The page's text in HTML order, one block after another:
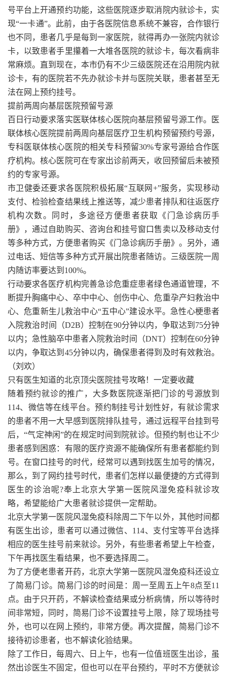
号平台上开通预约功能，这些医院逐步取消院内就诊卡，实
现“一卡通”。此前，由于各医院信息系统不兼容，合作银行
也不同，患者几乎是每到一家医院，就得再办一张院内就诊
卡，以致患者手里攥着一大堆各医院的就诊卡，每次看病非
常麻烦。直到现在，本市仍有不少三级医院还在沿用院内就
诊卡，有的医院若不先办就诊卡并与医院关联，患者甚至无
法在网上预约挂号。
提前两周向基层医院预留号源
百日行动要求落实医联体核心医院向基层预留号源工作。医
联体核心医院提前两周向基层医疗卫生机构预留预约号源，
专科医联体核心医院的相关专科预留30%专家号源给合作医
疗机构。核心医院可在专家出诊前两天，收回预留后未被预
约的专家号源。
市卫健委还要求各医院积极拓展“互联网+”服务，实现移动
支付、检验检查结果线上推送等，减少患者排队和往返医疗
机构次数。同时，多途径方便患者获取《门急诊病历手
册》，通过自助购买、咨询台和挂号窗口售卖以及移动支付
等多种方式，方便患者购买《门急诊病历手册》。另外，通
过电话、短信等多种方式开展出院患者随访。三级医院一周
内随访率要达到100%。
行动要求各医疗机构完善急诊危重症患者绿色通道管理，不
断提升胸痛中心、卒中中心、创伤中心、危重孕产妇救治中
心、危重新生儿救治中心“五中心”建设水平。急性心梗患者
入院救治时间（D2B）控制在90分钟以内，争取达到75分钟
以内；急性脑卒中患者入院救治时间（DNT）控制在60分钟
以内，争取达到45分钟以内，确保患者得到及时有效救治。
（刘欢）
只有医生知道的北京顶尖医院挂号攻略！一定要收藏
随着预约就诊的推广，大多数医院逐渐把门诊的号源放到
114、微信等在线平台。预约制挂号计划性好，有就诊需求
的患者不用一大早感到医院排队挂号，通过远程平台挂到号
后，“气定神闲”的在规定时间到院就诊。但预约制也让不少
患者感到困惑：有限的医疗资源不能确保所有患者都能约到
号。在窗口挂号的时代，经常可以遇到找医生加号的情况，
那么，到了网约挂号时代，患者们怎样以最便捷的方式得到
医生的诊治呢?奉上北京大学第一医院风湿免疫科就诊攻
略，希望能给广大患者就诊提供一定帮助。
北京大学第一医院风湿免疫科除周二下午以外，其他时间都
有医生出诊，患者可以通过微信、114、支付宝等平台选择
相应的医生挂号前来就诊。另外，有些患者希望上午检查，
下午再找医生看结果，也不要选择周二。
为了方便老患者开药，北京大学第一医院风湿免疫科还设立
了简易门诊。简易门诊的时间是：周一至周五上午8点至11
点。由于只开药，不解读检查结果或分析病情，所以等待时
间非常短，同时，简易门诊不设置挂号上限，除了现场挂号
外，也可以在网上预约，非常方便。再次提醒，简易门诊不
接待初诊患者，也不解读化验结果。
除了工作日，每周六、日上午，也有一位值班医生出诊，虽
然出诊医生不固定，但也可以在平台预约，平时不方便就诊